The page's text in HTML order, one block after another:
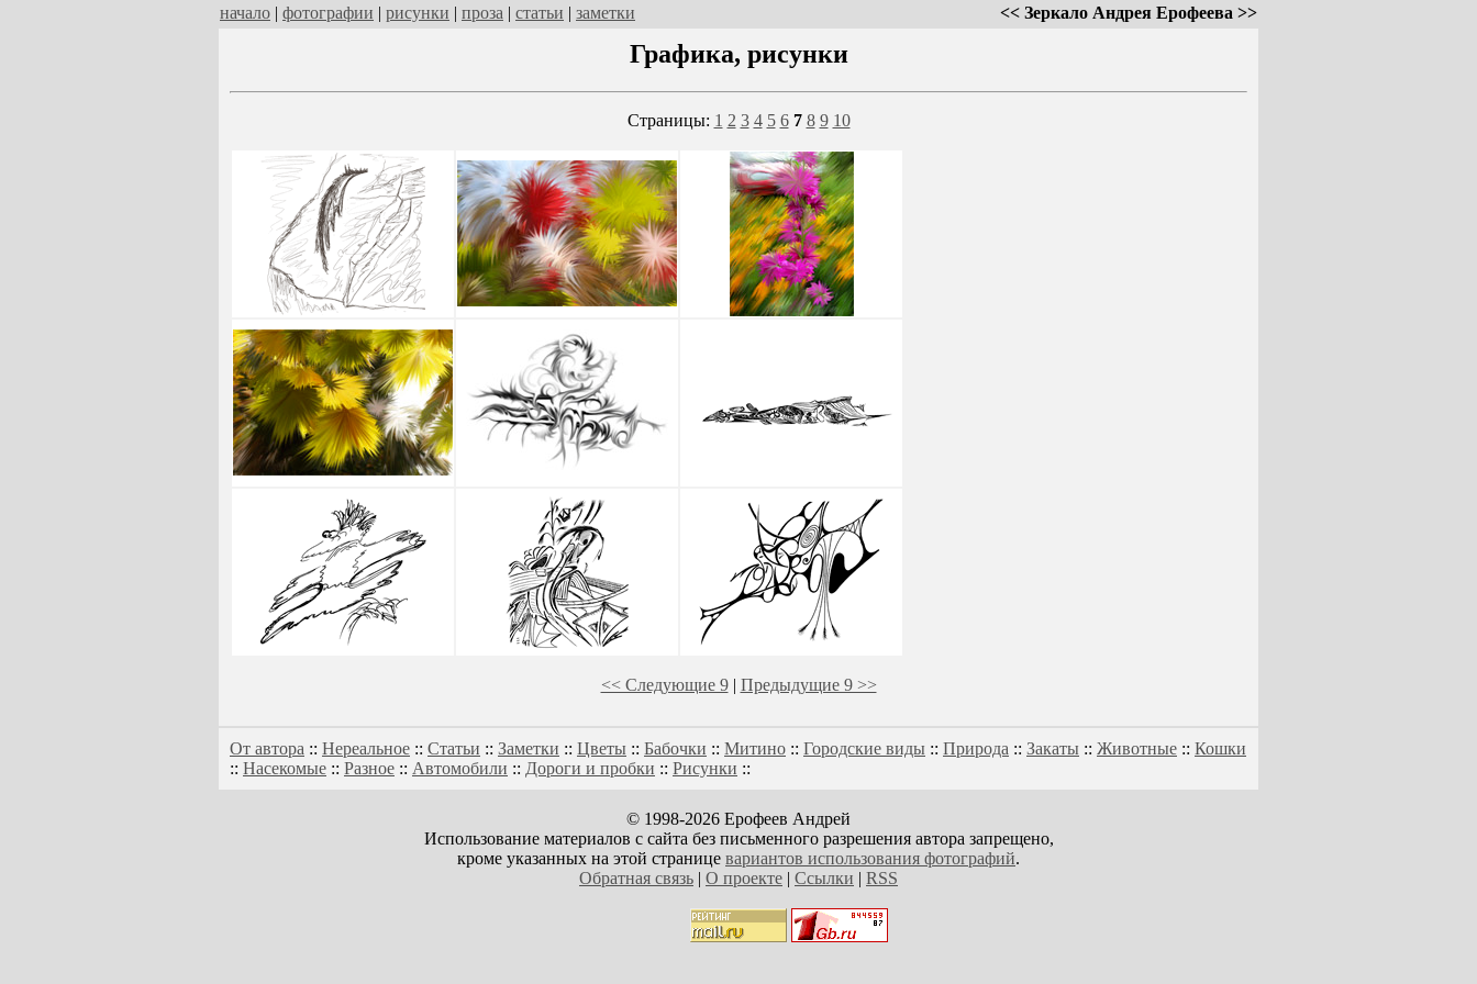
начало | фотографии | рисунки | проза | статьи | заметки << Зеркало Андрея Ерофеева >>
Графика, рисунки
Страницы: 1 2 3 4 5 6 7 8 9 10
<< Следующие 9| Предыдущие 9 >>
От автора :: Нереальное :: Статьи :: Заметки :: Цветы :: Бабочки :: Митино :: Городские виды :: Природа :: Закаты :: Животные :: Кошки
:: Насекомые :: Разное :: Автомобили :: Дороги и пробки :: Рисунки ::
© 1998-2026 Ерофеев Андрей
Использование материалов с сайта без письменного разрешения автора запрещено,
кроме указанных на этой странице вариантов использования фотографий.
Обратная связь | О проекте | Ссылки | RSS